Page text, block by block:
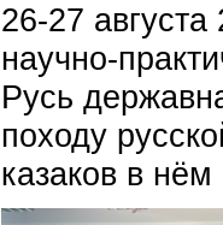
26-27
научно-
Русь
походу
казаков в нём